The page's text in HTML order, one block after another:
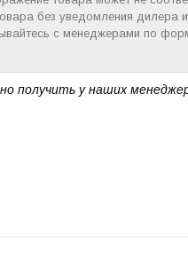
без уведомления дилера
с менеджерами по
получить у наших